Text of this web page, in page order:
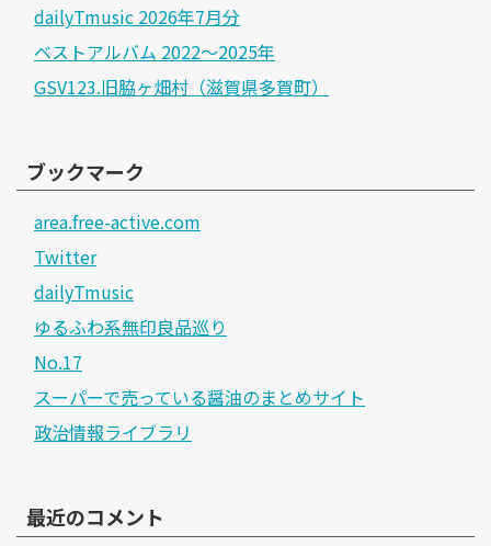
dailyTmusic 2026年7月分
ベストアルバム 2022～2025年
GSV123.旧脇ヶ畑村（滋賀県多賀町）
ブックマーク
area.free-active.com
Twitter
dailyTmusic
ゆるふわ系無印良品巡り
No.17
スーパーで売っている醤油のまとめサイト
政治情報ライブラリ
最近のコメント